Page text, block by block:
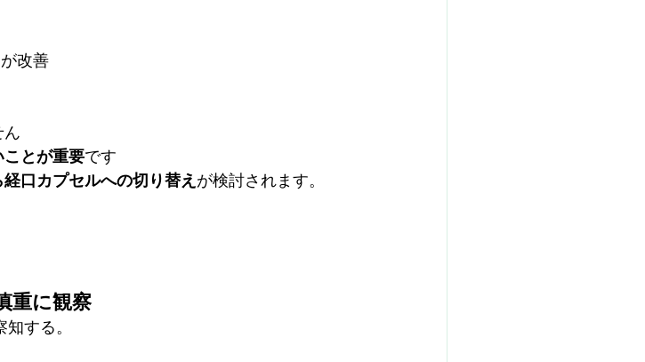
改善
ん
とが重要です
口カプセルへの切り替え が検討されます。
重に観察
する。